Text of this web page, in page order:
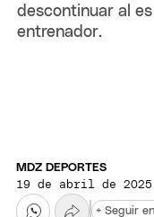
descontinuar al
entrenador.
MDZ DEPORTES
19 de abril de
+ Seguir en